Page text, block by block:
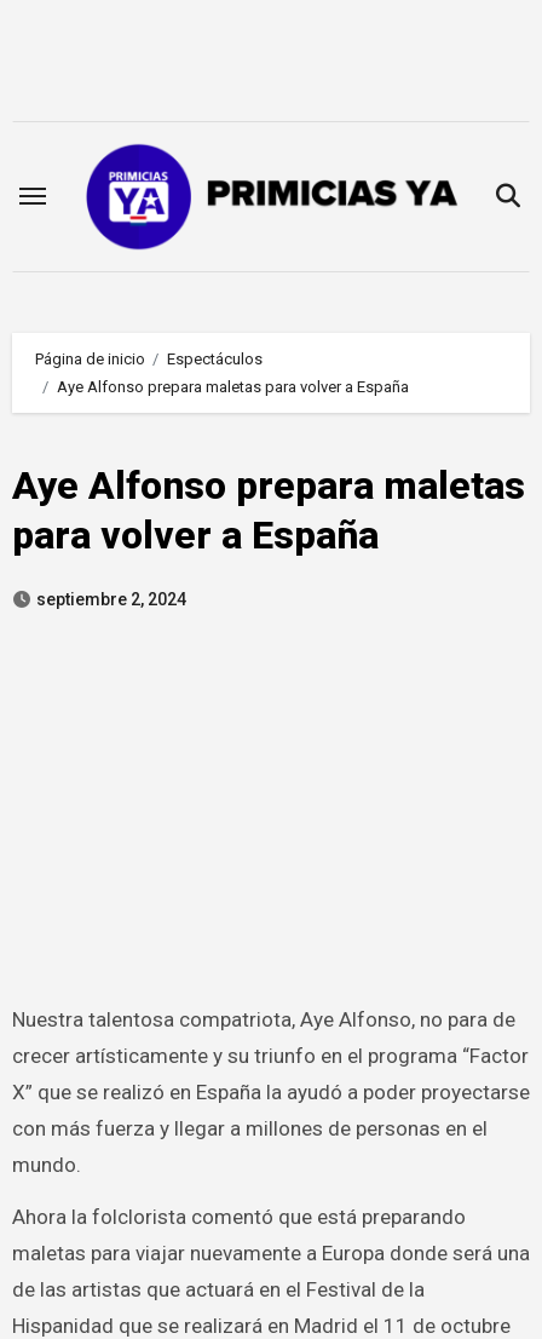
Página de inicio
Espectáculos
Aye Alfonso prepara maletas para volver a España
Aye Alfonso prepara maletas
para volver a España
septiembre 2, 2024
Nuestra talentosa compatriota, Aye Alfonso, no para de
crecer artísticamente y su triunfo en el programa “Factor
X” que se realizó en España la ayudó a poder proyectarse
con más fuerza y llegar a millones de personas en el
mundo.
Ahora la folclorista comentó que está preparando
maletas para viajar nuevamente a Europa donde será una
de las artistas que actuará en el Festival de la
Hispanidad que se realizará en Madrid el 11 de octubre